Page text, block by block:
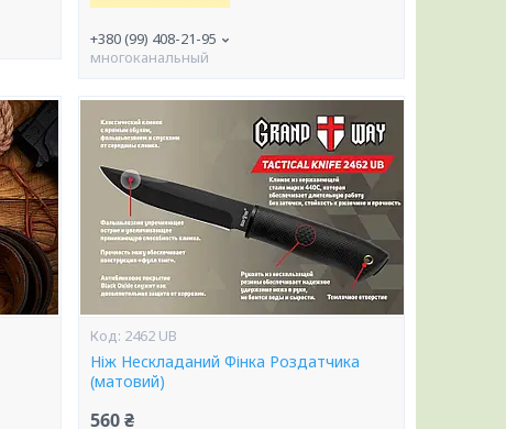
+380 (99) 408-21-95
многоканальный
2462 UB
Ніж Нескладаний Фінка Роздатчика
(матовий)
560 ₴